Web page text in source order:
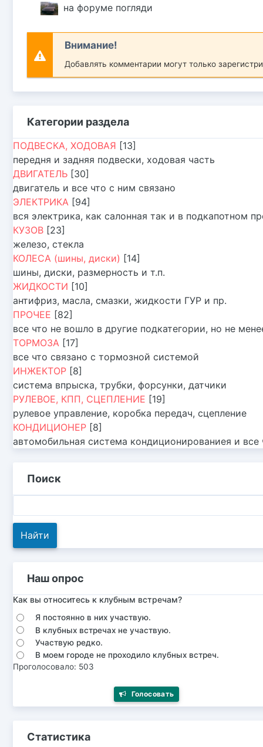
на форуме погляди
Внимание!
Добавлять комментарии могут только
Категории раздела
ПОДВЕСКА, ХОДОВАЯ [13]
передня и задняя подвески, ходовая часть
ДВИГАТЕЛЬ [30]
двигатель и все что с ним связано
ЭЛЕКТРИКА [94]
вся электрика, как салонная так и в подкапотном
КУЗОВ [23]
железо, стекла
КОЛЕСА (шины, диски) [14]
шины, диски, размерность и т.п.
ЖИДКОСТИ [10]
антифриз, масла, смазки, жидкости ГУР и пр.
ПРОЧЕЕ [82]
все что не вошло в другие подкатегории, но не
ТОРМОЗА [17]
все что связано с тормозной системой
ИНЖЕКТОР [8]
система впрыска, трубки, форсунки, датчики
РУЛЕВОЕ, КПП, СЦЕПЛЕНИЕ [19]
рулевое управление, коробка передач, сцепление
КОНДИЦИОНЕР [8]
автомобильная система кондиционированиея и все
Поиск
Наш опрос
Как вы относитесь к клубным встречам?
Я постоянно в них участвую.
В клубных встречах не участвую.
Участвую редко.
В моем городе не проходило клубных встреч.
Проголосовало: 503
Голосовать
Статистика